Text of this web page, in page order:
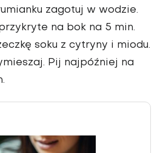
zagotuj w wodzie.
na bok na 5 min.
soku z cytryny i miodu.
Pij najpóź­niej na